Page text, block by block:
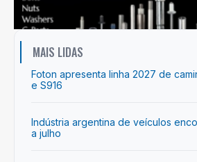
MAIS LIDAS
Foton apresenta linha 2027 de
e S916
Indústria argentina de veículos
a julho